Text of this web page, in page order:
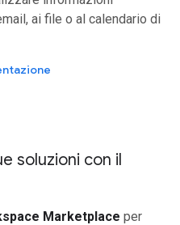
ai file o al calendario di
soluzioni con il
Marketplace per